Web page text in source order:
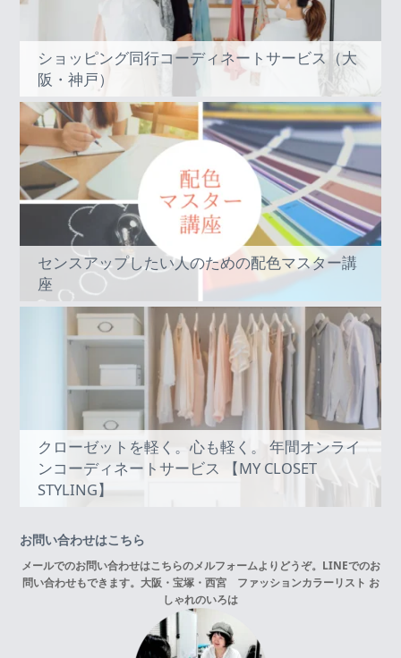
ショッピング同行コーディネートサービス（大
阪・神戸）
センスアップしたい人のための配色マスター講
座
クローゼットを軽く。心も軽く。 年間オンライ
ンコーディネートサービス 【MY CLOSET
STYLING】
お問い合わせはこちら
メールでのお問い合わせはこちらのメルフォームよりどうぞ。LINEでのお
問い合わせもできます。 大阪・宝塚・西宮 ファッションカラーリスト お
しゃれのいろは